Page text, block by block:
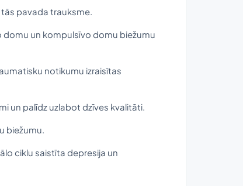
pavada trauksme.
un kompulsīvo domu biežumu
notikumu izraisītas
un palīdz uzlabot dzīves kvalitāti.
biežumu.
ciklu saistīta depresija un